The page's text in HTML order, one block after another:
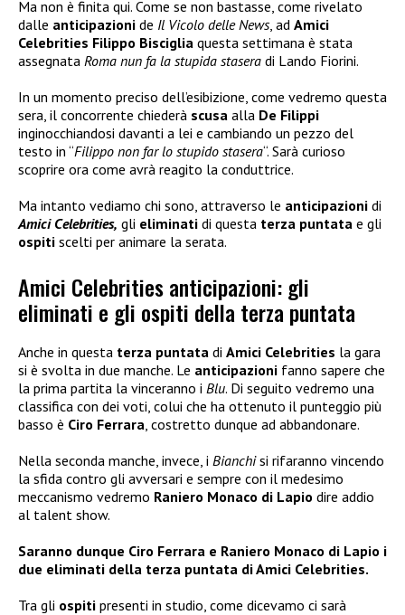
Ma non è finita qui. Come se non bastasse, come rivelato
dalle anticipazioni de Il Vicolo delle News, ad Amici
Celebrities Filippo Bisciglia questa settimana è stata
assegnata Roma nun fa la stupida stasera di Lando Fiorini.
In un momento preciso dell’esibizione, come vedremo questa
sera, il concorrente chiederà scusa alla De Filippi
inginocchiandosi davanti a lei e cambiando un pezzo del
testo in “Filippo non far lo stupido stasera“. Sarà curioso
scoprire ora come avrà reagito la conduttrice.
Ma intanto vediamo chi sono, attraverso le anticipazioni di
Amici Celebrities, gli eliminati di questa terza puntata e gli
ospiti scelti per animare la serata.
Amici Celebrities anticipazioni: gli
eliminati e gli ospiti della terza puntata
Anche in questa terza puntata di Amici Celebrities la gara
si è svolta in due manche. Le anticipazioni fanno sapere che
la prima partita la vinceranno i Blu. Di seguito vedremo una
classifica con dei voti, colui che ha ottenuto il punteggio più
basso è Ciro Ferrara, costretto dunque ad abbandonare.
Nella seconda manche, invece, i Bianchisi rifaranno vincendo
la sfida contro gli avversari e sempre con il medesimo
meccanismo vedremo Raniero Monaco di Lapio dire addio
al talent show.
Saranno dunque Ciro Ferrara e Raniero Monaco di Lapio i
due eliminati della terza puntata di Amici Celebrities.
Tra gli ospiti presenti in studio, come dicevamo ci sarà